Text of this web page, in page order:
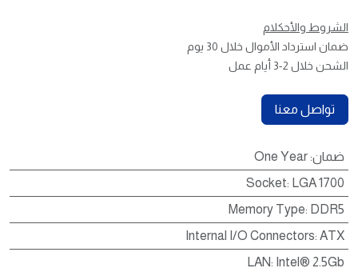
الشروط والأحكلام
ضمان استرداد الأموال خلال 30 يوم
الشحن خلال 2-3 أيام عمل
تواصل معنا
ضمان:
One Year
Socket: LGA 1700
Memory Type: DDR5
Internal I/O Connectors:ATX
LAN: Intel® 2.5Gb